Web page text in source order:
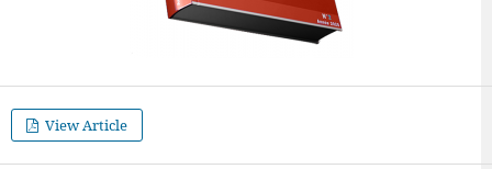
View Article